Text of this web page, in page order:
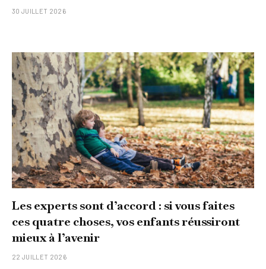
30 JUILLET 2026
Les experts sont d’accord : si vous faites
ces quatre choses, vos enfants réussiront
mieux à l’avenir
22 JUILLET 2026